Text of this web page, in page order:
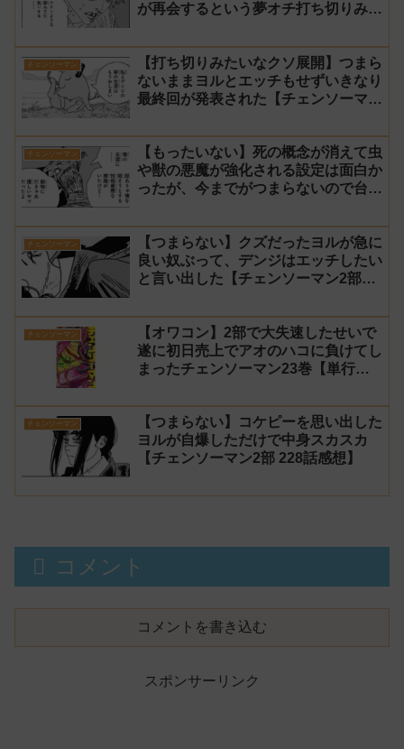
が再会するという夢オチ打ち切りみた
終回 感想】
チェンソーマン
【打ち切りみたいなクソ展開】つまら
ないままヨルとエッチもせずいきなり
最終回が発表された【チェンソーマン
チェンソーマン
【もったいない】死の概念が消えて虫
や獣の悪魔が強化される設定は面白か
ったが、今までがつまらないので台無
チェンソーマン
【つまらない】クズだったヨルが急に
良い奴ぶって、デンジはエッチしたい
と言い出した【チェンソーマン2部
チェンソーマン
【オワコン】2部で大失速したせいで
遂に初日売上でアオのハコに負けてし
まったチェンソーマン23巻【単行
チェンソーマン
【つまらない】コケピーを思い出した
ヨルが自爆しただけで中身スカスカ
【チェンソーマン2部 228話感想】
コメント
コメントを書き込む
スポンサーリンク